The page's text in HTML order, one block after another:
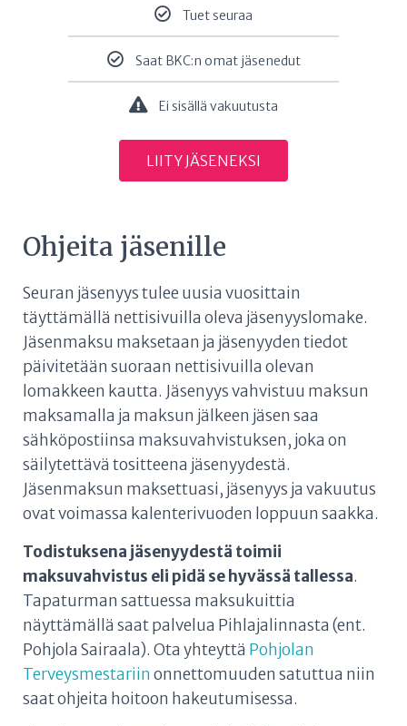
Tuet seuraa
Saat BKC:n omat jäsenedut
Ei sisällä vakuutusta
LIITY JÄSENEKSI
Ohjeita jäsenille
Seuran jäsenyys tulee uusia vuosittain
täyttämällä nettisivuilla oleva jäsenyyslomake.
Jäsenmaksu maksetaan ja jäsenyyden tiedot
päivitetään suoraan nettisivuilla olevan
lomakkeen kautta. Jäsenyys vahvistuu maksun
maksamalla ja maksun jälkeen jäsen saa
sähköpostiinsa maksuvahvistuksen, joka on
säilytettävä tositteena jäsenyydestä.
Jäsenmaksun maksettuasi, jäsenyys ja vakuutus
ovat voimassa kalenterivuoden loppuun saakka.
Todistuksena jäsenyydestä toimii
maksuvahvistus eli pidä se hyvässä tallessa.
Tapaturman sattuessa maksukuittia
näyttämällä saat palvelua Pihlajalinnasta (ent.
Pohjola Sairaala). Ota yhteyttä Pohjolan
Terveysmestariinonnettomuuden satuttua niin
saat ohjeita hoitoon hakeutumisessa.